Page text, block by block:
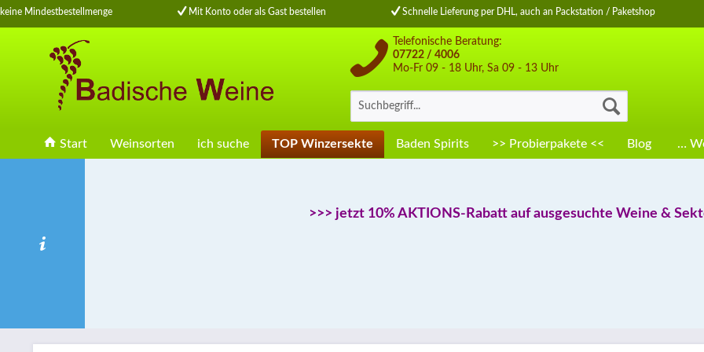
Mindestbestellmenge Mit Konto oder als Gast bestellen Schnelle Lieferung per DHL, auch an Packstation / Paketshop
Telefonische Beratung:
07722 / 4006
Mo-Fr 09 - 18 Uhr, Sa 09 - 13 Uhr
Start Weinsorten ich suche TOP Winzersekte Baden Spirits >> Probierpakete << Blog …
>>> jetzt 10% AKTIONS-Rabatt auf ausgesuchte Weine &